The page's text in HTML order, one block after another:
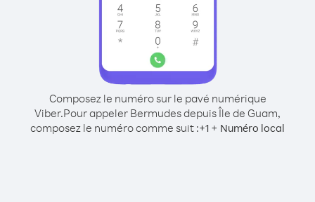
Composez le numéro sur le pavé numérique
Viber.Pour appeler Bermudes depuis Île de Guam,
composez le numéro comme suit :+1 + Numéro local